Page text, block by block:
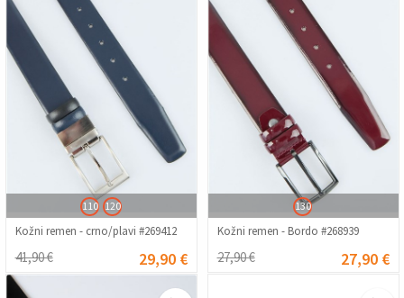
110 120
Kožni remen - crno/plavi #269412
41,90 € 29,90 €
130
Kožni remen - Bordo #268939
27,90 € 27,90 €